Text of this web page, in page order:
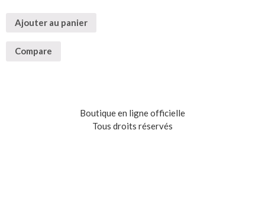
Ajouter au panier
Compare
Boutique en ligne officielle
Tous droits réservés